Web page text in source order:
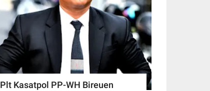
Plt Kasatpol PP-WH Bireuen